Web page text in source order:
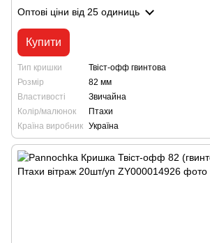
Оптові ціни від 25 одиниць
Купити
Тип кришки
Твіст-офф гвинтова
Розмір
82 мм
Властивості
Звичайна
Колір/малюнок
Птахи
Країна виробник Україна